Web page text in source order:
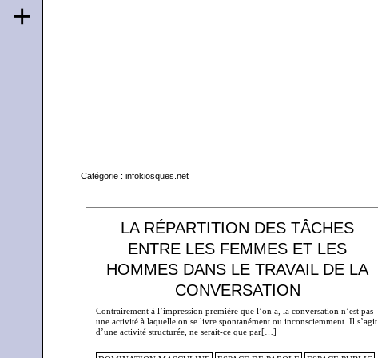
+
Catégorie : infokiosques.net
LA RÉPARTITION DES TÂCHES
ENTRE LES FEMMES ET LES
HOMMES DANS LE TRAVAIL DE LA
CONVERSATION
Contrairement à l’impression première que l’on a, la conversation n’est pas
une activité à laquelle on se livre spontanément ou inconsciemment. Il s’agit
d’une activité structurée, ne serait-ce que par[…]